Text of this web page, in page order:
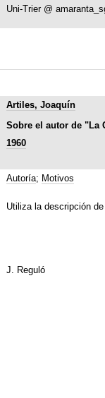
Uni-Trier @
Artiles, Joaquín
Sobre el autor de "La
1960
Autoría; Motivos
Utiliza la descripción
J. Reguló